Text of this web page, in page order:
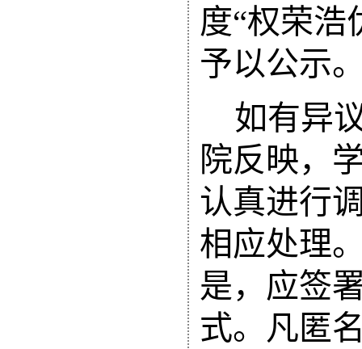
度“权荣浩
予以公示
如有异
院反映，
认真进行
相应处理
是，应签
式。凡匿